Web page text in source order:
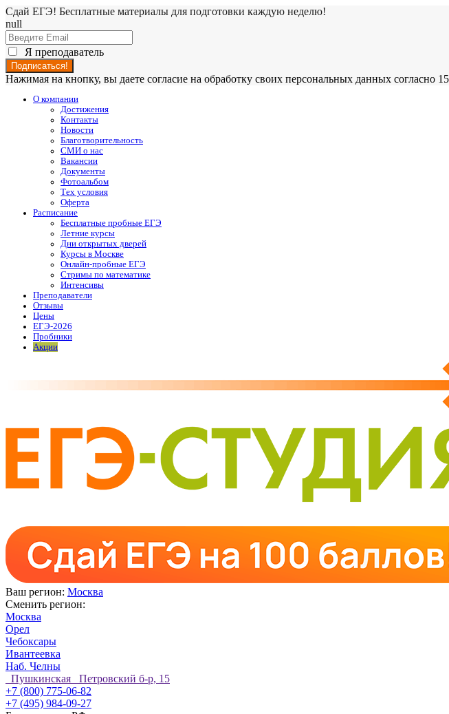
Сдай ЕГЭ! Бесплатные материалы для подготовки каждую неделю!
null
Я преподаватель
Нажимая на кнопку, вы даете согласие на обработку своих персональных данных согласно
О компании
Достижения
Контакты
Новости
Благотворительность
СМИ о нас
Вакансии
Документы
Фотоальбом
Тех условия
Оферта
Расписание
Бесплатные пробные ЕГЭ
Летние курсы
Дни открытых дверей
Курсы в Москве
Онлайн-пробные ЕГЭ
Стримы по математике
Интенсивы
Преподаватели
Отзывы
Цены
ЕГЭ-2026
Пробники
Акции
Ваш регион: Москва
Сменить регион:
Москва
Орел
Чебоксары
Ивантеевка
Наб. Челны
Пушкинская Петровский б-р, 15
+7 (800) 775-06-82
+7 (495) 984-09-27